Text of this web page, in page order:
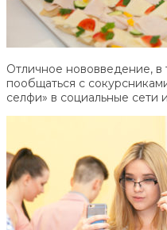
Отличное нововведение,
пообщаться с
селфи» в социальные сети